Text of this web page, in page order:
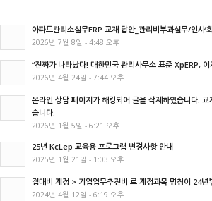
아파트관리소실무ERP 교재 답안_관리비부과실무/인사’
2026년 7월 8일 - 4:48 오후
“진짜가 나타났다! 대한민국 관리사무소 표준 XpERP,
2026년 4월 24일 - 7:44 오후
온라인 상담 페이지가 해킹되어 글을 삭제하였습니다.
습니다.
2026년 1월 5일 - 6:21 오후
25년 KcLep 교육용 프로그램 변경사항 안내
2025년 1월 21일 - 1:03 오후
접대비 계정 > 기업업무추진비 로 계정과목 명칭이 24년
2024년 4월 12일 - 6:19 오후